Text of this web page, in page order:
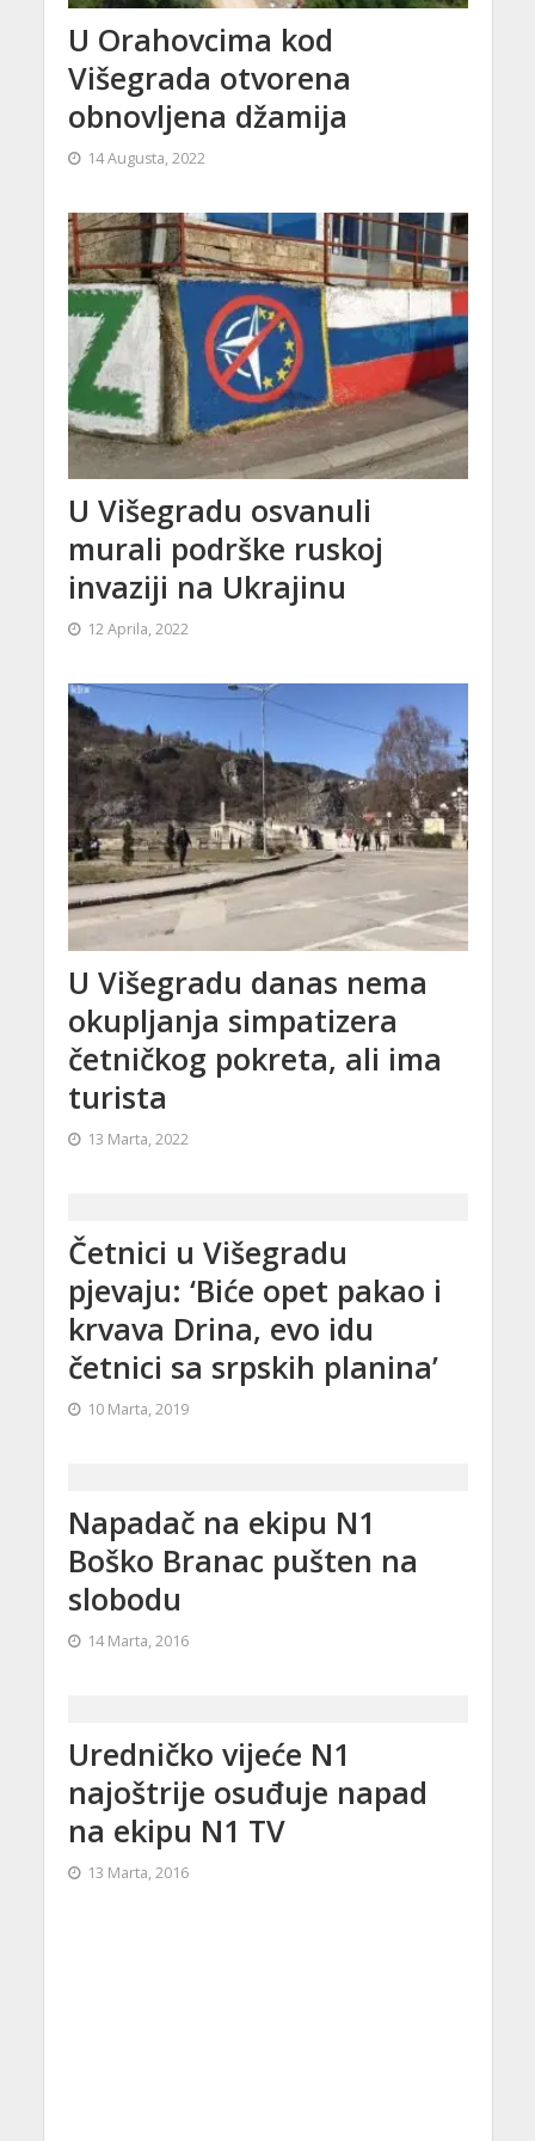
U Orahovcima kod
Višegrada otvorena
obnovljena džamija
14 Augusta, 2022
U Višegradu osvanuli
murali podrške ruskoj
invaziji na Ukrajinu
12 Aprila, 2022
U Višegradu danas nema
okupljanja simpatizera
četničkog pokreta, ali ima
turista
13 Marta, 2022
Četnici u Višegradu
pjevaju: ‘Biće opet pakao i
krvava Drina, evo idu
četnici sa srpskih planina’
10 Marta, 2019
Napadač na ekipu N1
Boško Branac pušten na
slobodu
14 Marta, 2016
Uredničko vijeće N1
najoštrije osuđuje napad
na ekipu N1 TV
13 Marta, 2016